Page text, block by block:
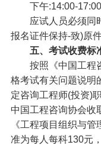
下午:14:00-17:00
应试人员必须同时
报名证件保持-致)原
五、考试收费标
按照《中国工程咨
格考试有关问题说明
定咨询工程师(投资)
中国工程咨询协会收
《工程项目组织与
准为每人每科130元